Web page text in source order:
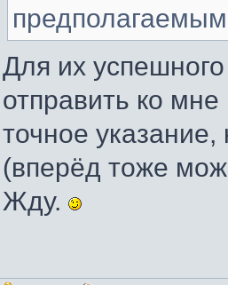
Для их
отправить ко
точное
(вперёд тоже
Жду.